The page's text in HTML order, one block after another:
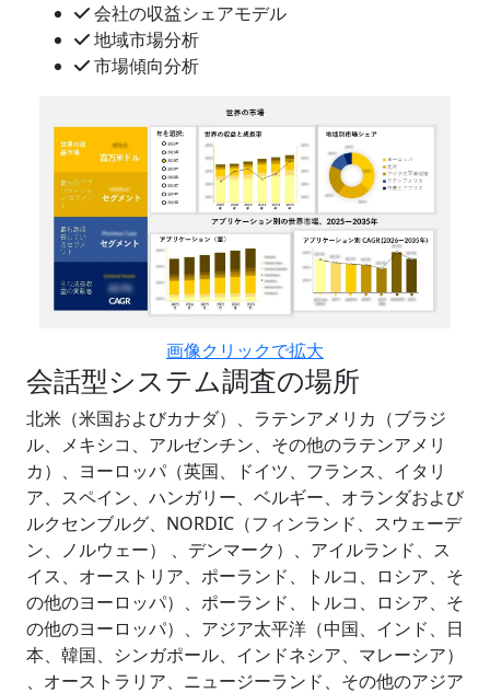
会社の収益シェアモデル
地域市場分析
市場傾向分析
画像クリックで拡大
会話型システム調査の場所
北米（米国およびカナダ）、ラテンアメリカ（ブラジ
ル、メキシコ、アルゼンチン、その他のラテンアメリ
カ）、ヨーロッパ（英国、ドイツ、フランス、イタリ
ア、スペイン、ハンガリー、ベルギー、オランダおよび
ルクセンブルグ、NORDIC（フィンランド、スウェーデ
ン、ノルウェー） 、デンマーク）、アイルランド、ス
イス、オーストリア、ポーランド、トルコ、ロシア、そ
の他のヨーロッパ）、ポーランド、トルコ、ロシア、そ
の他のヨーロッパ）、アジア太平洋（中国、インド、日
本、韓国、シンガポール、インドネシア、マレーシア）
、オーストラリア、ニュージーランド、その他のアジア